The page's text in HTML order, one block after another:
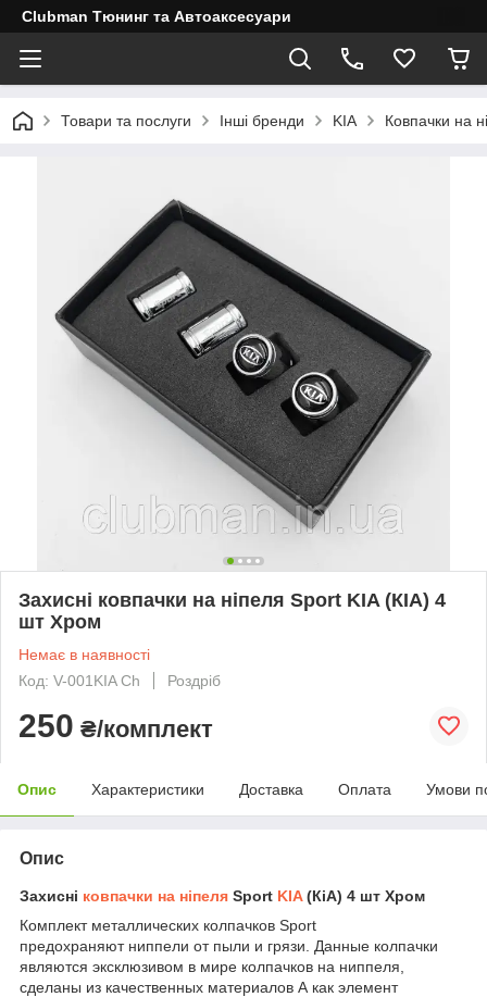
Clubman Тюнинг та Автоаксесуари
Товари та послуги Інші бренди KIA Ковпачки на
Захисні ковпачки на ніпеля Sport KIA (КІА) 4
шт Хром
Немає в наявності
Код: V-001KIA Ch
Роздріб
250 ₴/комплект
Опис Характеристики Доставка Оплата Умови
Опис
Захисні ковпачки на ніпеля Sport KIA(КіА) 4 шт Хром
Комплект металлических колпачков Sport
предохраняют ниппели от пыли и грязи. Данные колпачки
являются эксклюзивом в мире колпачков на ниппеля,
сделаны из качественных материалов А как элемент